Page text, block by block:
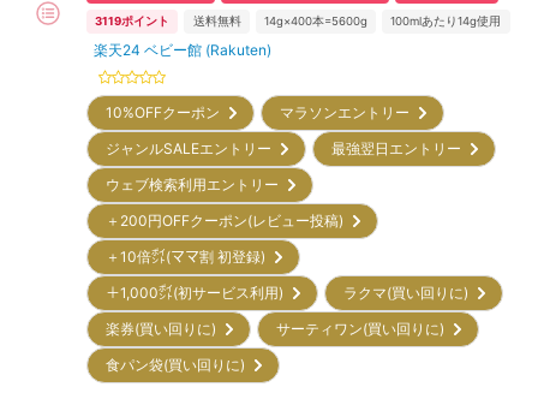
3119ポイント 送料無料 14g×400本=5600g 100mlあたり14g使用
楽天24 ベビー館 (Rakuten)
10%OFFクーポン
マラソンエントリー
ジャンルSALEエントリー
最強翌日エントリー
ウェブ検索利用エントリー
＋200円OFFクーポン(レビュー投稿)
＋10倍㌽(ママ割 初登録)
＋1,000㌽(初サービス利用)
ラクマ(買い回りに)
楽券(買い回りに)
サーティワン(買い回りに)
食パン袋(買い回りに)